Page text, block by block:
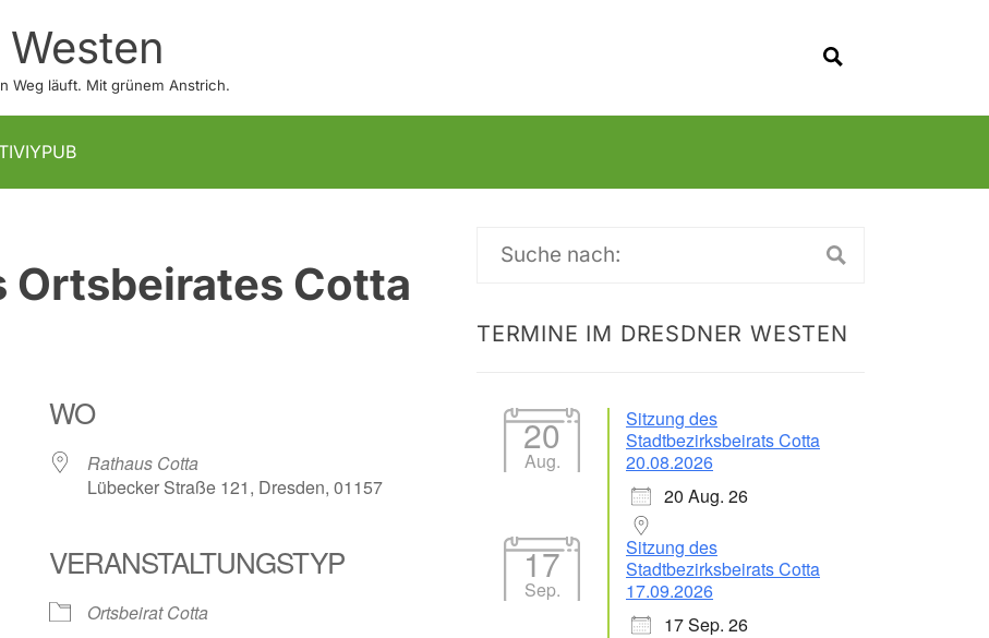
Weg läuft. Mit grünem Anstrich.
SUCHEN
Ortsbeirates Cotta
Kalender Office 365
WO
Rathaus Cotta
Lübecker Straße 121, Dresden, 01157
VERANSTALTUNGSTYP
Ortsbeirat Cotta
Suche
TERMINE IM DRESDNER WESTEN
20
Aug.
Sitzung des
Stadtbezirksbeirats Cotta
20.08.2026
20 Aug. 26
17
Sep.
Sitzung des
Stadtbezirksbeirats Cotta
17.09.2026
17 Sep. 26